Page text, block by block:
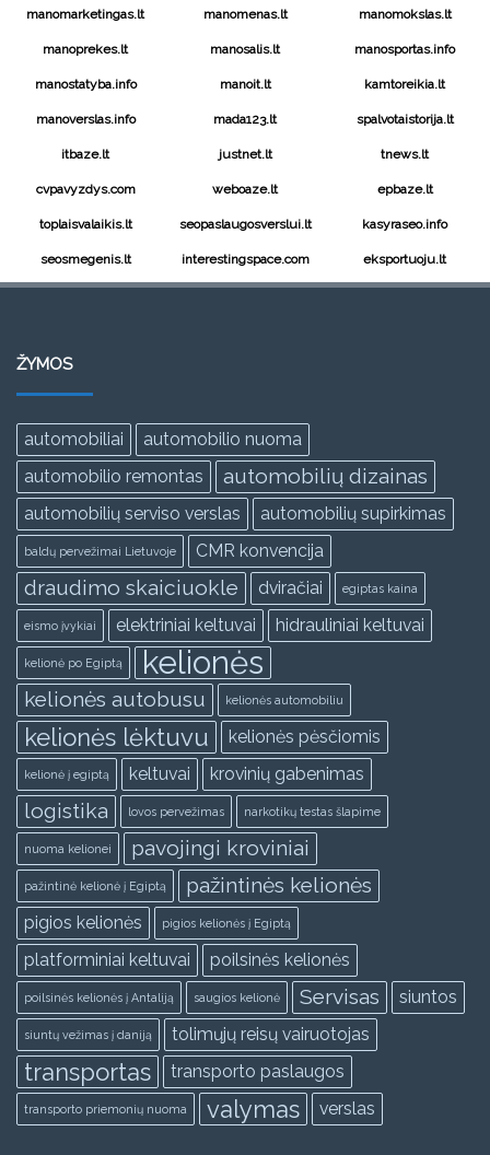
manomarketingas.lt manomenas.lt manomokslas.lt
manoprekes.lt manosalis.lt manosportas.info
manostatyba.info manoit.lt kamtoreikia.lt
manoverslas.info mada123.lt spalvotaistorija.lt
itbaze.lt justnet.lt tnews.lt
cvpavyzdys.com weboaze.lt epbaze.lt
toplaisvalaikis.lt seopaslaugosverslui.lt kasyraseo.info
seosmegenis.lt interestingspace.com eksportuoju.lt
ŽYMOS
automobiliai
automobilio nuoma
automobilio remontas
automobilių dizainas
automobilių serviso verslas automobilių supirkimas
baldų pervežimai Lietuvoje CMR konvencija
draudimo skaiciuokle dviračiai egiptas kaina
eismo įvykiai elektriniai keltuvai hidrauliniai keltuvai
kelionė po Egiptą kelionės
kelionės autobusu kelionės automobiliu
kelionės lėktuvu kelionės pėsčiomis
kelionė į egiptą keltuvai krovinių gabenimas
logistika lovos pervežimas narkotikų testas šlapime
nuoma kelionei pavojingi kroviniai
pažintinė kelionė į Egiptą pažintinės kelionės
pigios kelionės pigios kelionės į Egiptą
platforminiai keltuvai poilsinės kelionės
poilsinės kelionės į Antaliją saugios kelionė Servisas siuntos
siuntų vežimas į daniją tolimųjų reisų vairuotojas
transportas transporto paslaugos
transporto priemonių nuoma valymas verslas